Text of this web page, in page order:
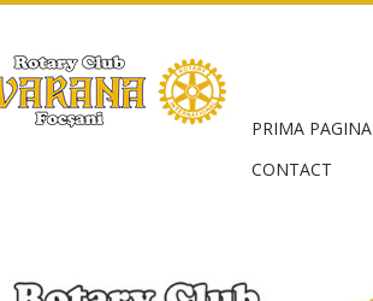
PRIMA PAGINA
CONTACT